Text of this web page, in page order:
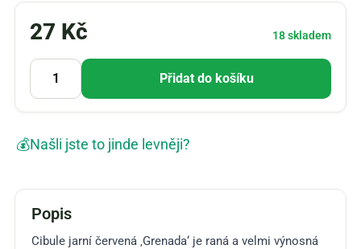
27 Kč 18 skladem
Přidat do košíku
💰Našli jste to jinde levněji?
Popis
Cibule jarní červená ‚Grenada‘ je raná a velmi výnosná